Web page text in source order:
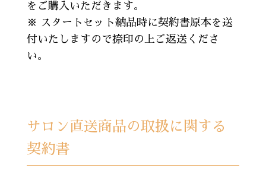
をご購入いただきます。
※ スタートセット納品時に契約書原本を送
付いたしますので捺印の上ご返送くださ
い。
サロン直送商品の取扱に関する
契約書